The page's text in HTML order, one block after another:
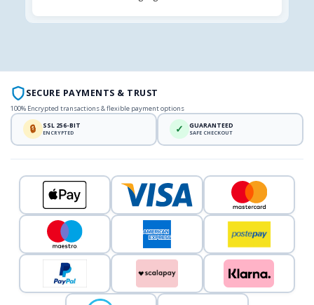
SECURE PAYMENTS & TRUST
100% Encrypted transactions & flexible payment options
🔒 SSL 256-BIT
ENCRYPTED ✓ GUARANTEED
SAFE CHECKOUT